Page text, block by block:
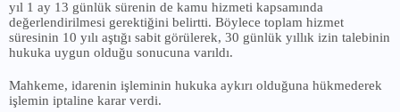
yıl 1 ay 13 günlük sürenin de kamu hizmeti kapsamında
değerlendirilmesi gerektiğini belirtti. Böylece toplam hizmet
süresinin 10 yılı aştığı sabit görülerek, 30 günlük yıllık izin talebinin
hukuka uygun olduğu sonucuna varıldı.
Mahkeme, idarenin işleminin hukuka aykırı olduğuna hükmederek
işlemin iptaline karar verdi.